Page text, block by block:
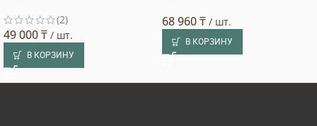
(2)
49 000₸ / шт.
В КОРЗИНУ
68 960₸ / шт.
В КОРЗИНУ